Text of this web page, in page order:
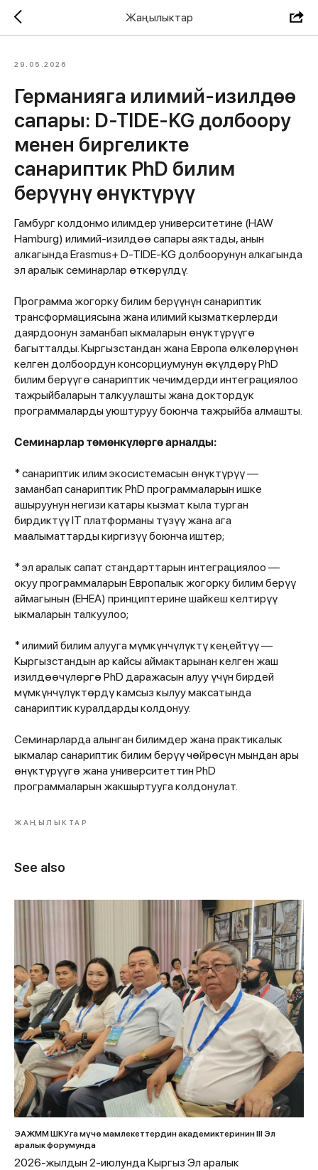
Жаңылыктар
29.05.2026
Германияга илимий-изилдөө
сапары: D-TIDE-KG долбоору
менен биргеликте
санариптик PhD билим
берүүнү өнүктүрүү
Гамбург колдонмо илимдер университетине (HAW
Hamburg) илимий-изилдөө сапары аяктады, анын
алкагында Erasmus+ D-TIDE-KG долбоорунун алкагында
эл аралык семинарлар өткөрүлдү.
Программа жогорку билим берүүнүн санариптик
трансформациясына жана илимий кызматкерлерди
даярдоонун заманбап ыкмаларын өнүктүрүүгө
багытталды. Кыргызстандан жана Европа өлкөлөрүнөн
келген долбоордун консорциумунун өкүлдөрү PhD
билим берүүгө санариптик чечимдерди интеграциялоо
тажрыйбаларын талкуулашты жана доктордук
программаларды уюштуруу боюнча тажрыйба алмашты.
Семинарлар төмөнкүлөргө арналды:
* санариптик илим экосистемасын өнүктүрүү —
заманбап санариптик PhD программаларын ишке
ашыруунун негизи катары кызмат кыла турган
бирдиктүү IT платформаны түзүү жана ага
маалыматтарды киргизүү боюнча иштер;
* эл аралык сапат стандарттарын интеграциялоо —
окуу программаларын Европалык жогорку билим берүү
аймагынын (EHEA) принциптерине шайкеш келтирүү
ыкмаларын талкуулоо;
* илимий билим алууга мүмкүнчүлүктү кеңейтүү —
Кыргызстандын ар кайсы аймактарынан келген жаш
изилдөөчүлөргө PhD даражасын алуу үчүн бирдей
мүмкүнчүлүктөрдү камсыз кылуу максатында
санариптик куралдарды колдонуу.
Семинарларда алынган билимдер жана практикалык
ыкмалар санариптик билим берүү чөйрөсүн мындан ары
өнүктүрүүгө жана университеттин PhD
программаларын жакшыртууга колдонулат.
ЖАҢЫЛЫКТАР
See also
ЭАЖММ ШКУга мүчө мамлекеттердин академиктеринин III Эл
аралык форумунда
2026-жылдын 2-июлунда Кыргыз Эл аралык